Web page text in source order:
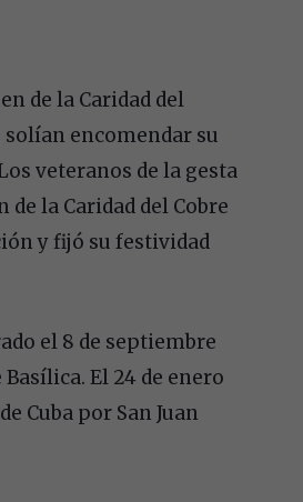
de la Caridad del
encomendar su
veteranos de la gesta
de la Caridad del Cobre
y fijó su festividad
el 8 de septiembre
Basílica. El 24 de enero
Cuba por San Juan